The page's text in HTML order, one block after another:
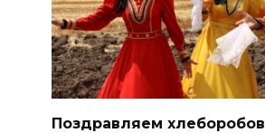
Поздравляем хлеборобов